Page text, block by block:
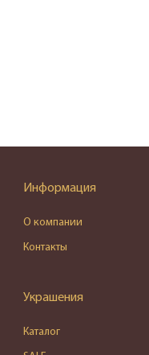
Информация
О компании
Контакты
Украшения
Каталог